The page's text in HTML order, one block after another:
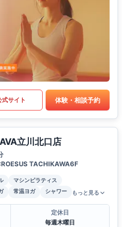
式サイト 体験・相談予約
立川北口店
TACHIKAWA6F
マシンピラティス
常温ヨガ シャワー もっと見る
定休日
毎週木曜日